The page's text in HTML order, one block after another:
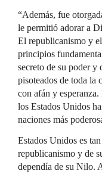
“Además, fue
le permitió adorar a
El republicanismo y
principios
secreto de su poder
pisoteados de toda la
con afán y
los Estados Unidos
naciones más
Estados Unidos es
republicanismo y de
dependía de su Nilo.